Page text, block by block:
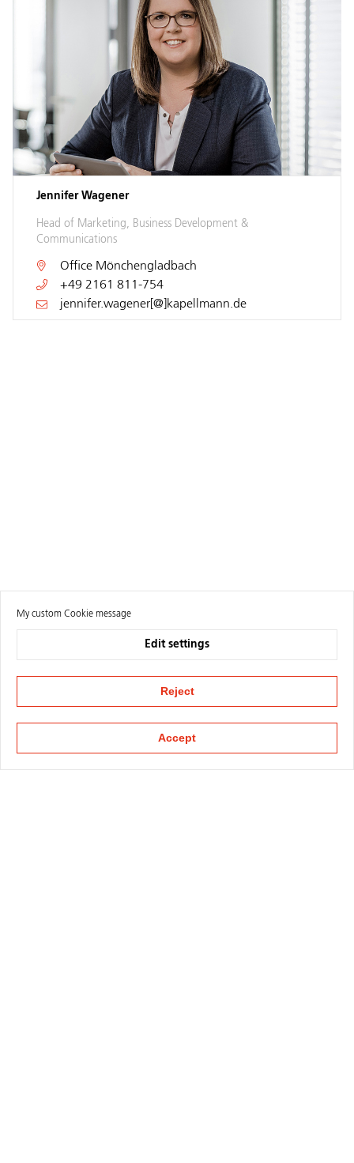
Jennifer Wagener
Head of Marketing, Business Development &
Communications
Office Mönchengladbach
+49 2161 811-754
jennifer.wagener[@]kapellmann.de
My custom Cookie message
Edit settings
Reject
Accept